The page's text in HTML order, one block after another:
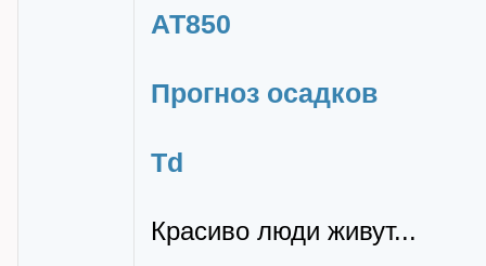
АТ850
Прогноз осадков
Td
Красиво люди живут...